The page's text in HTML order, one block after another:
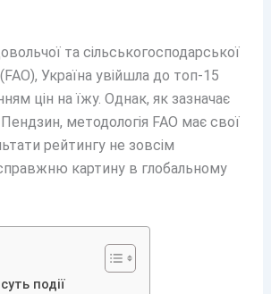
та сільськогосподарської
Україна увійшла до топ-15
цін на їжу. Однак, як зазначає
методологія FAO має свої
рейтингу не зовсім
картину в глобальному
події